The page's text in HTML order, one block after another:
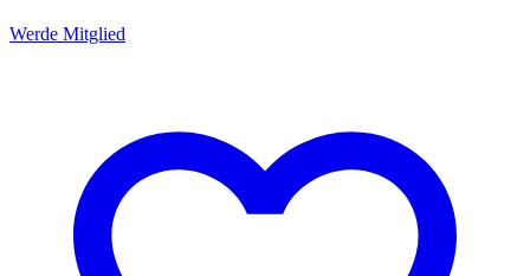
Werde Mitglied